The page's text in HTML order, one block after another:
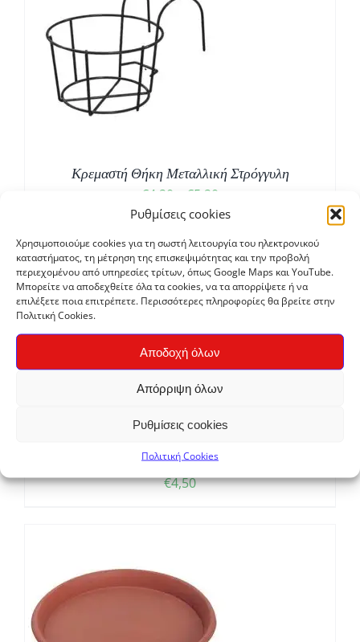
Ρυθμίσεις cookies
Χρησιμοποιούμε cookies για τη σωστή λειτουργία του ηλεκτρονικού
καταστήματος, τη μέτρηση της επισκεψιμότητας και την προβολή
περιεχομένου από υπηρεσίες τρίτων, όπως Google Maps και YouTube.
Μπορείτε να αποδεχθείτε όλα τα cookies, να τα απορρίψετε ή να
επιλέξετε ποια επιτρέπετε. Περισσότερες πληροφορίες θα βρείτε στην
Πολιτική Cookies.
Αποδοχή όλων
Απόρριψη όλων
Ρυθμίσεις cookies
Πολιτική Cookies
Κρεμαστή Θήκη Μεταλλική Στρόγγυλη
€4,20 €5,20
range:
€4,20
through
€5,20
ΝΕΟ
Λουίζα σε γλάστρα 1,5lt
€4,50